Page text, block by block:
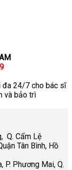
đa 24/7 cho bác sĩ
và bảo trì
Q. Cẩm Lệ
Tân Bình, Hồ
P. Phương Mai, Q.